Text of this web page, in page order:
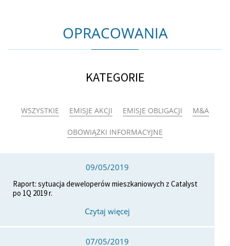
OPRACOWANIA
KATEGORIE
WSZYSTKIE EMISJE AKCJI EMISJE OBLIGACJI M&A
OBOWIĄZKI INFORMACYJNE
09/05/2019
Raport: sytuacja deweloperów mieszkaniowych z Catalyst
po 1Q 2019 r.
Czytaj więcej
07/05/2019